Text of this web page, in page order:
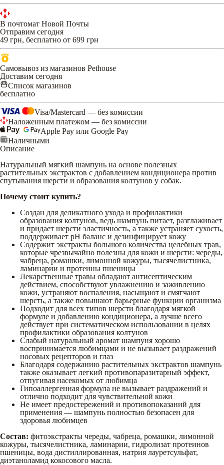
В почтомат Новой Почты
Отправим сегодня
49 грн, бесплатно от 699 грн
Самовывоз из магазинов Pethouse
Доставим сегодня
Список магазинов
бесплатно
Visa/Mastercard — без комиссии
Наложенным платежом — без комиссии
Apple Pay или Google Pay
Наличными
Описание
Натуральный мягкий шампунь на основе полезных
растительных экстрактов с добавлением кондиционера против
спутывания шерсти и образования колтунов у собак.
Почему стоит купить?
Создан для деликатного ухода и профилактики
образования колтунов, ведь шампунь питает, разглаживает
и придает шерсти эластичность, а также устраняет сухость,
поддерживает рН баланс и дезинфицирует кожу
Содержит экстракты большого количества целебных трав,
которые чрезвычайно полезны для кожи и шерсти: череды,
чабреца, ромашки, лимонной кожуры, тысячелистника,
ламинарии и протеины пшеницы
Лекарственные травы обладают антисептическим
действием, способствуют увлажнению и заживлению
кожи, устраняют воспаления, насыщают и смягчают
шерсть, а также повышают барьерные функции организма
Подходит для всех типов шерсти благодаря мягкой
формуле и добавлению кондиционера, а лучше всего
действует при систематическом использовании в целях
профилактики образования колтунов
Слабый натуральный аромат шампуня хорошо
воспринимается любимцами и не вызывает раздражений
носовых рецепторов и глаз
Благодаря содержанию растительных экстрактов шампунь
также оказывает легкий противопаразитарный эффект,
отпугивая насекомых от любимца
Гипоаллергенная формула не вызывает раздражений и
отлично подходит для чувствительной кожи
Не имеет предостережений и противопоказаний для
применения — шампунь полностью безопасен для
здоровья любимцев
Состав: фитоэкстракты череды, чабреца, ромашки, лимонной
кожуры, тысячелистника, ламинарии, гидролизат протеинов
пшеницы, вода дистиллированная, натрия лауретсульфат,
диэтаноламид кокосового масла.